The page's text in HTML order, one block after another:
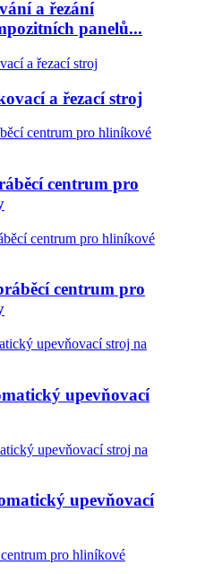
a řezání
panelů...
a řezací stroj
centrum pro
centrum pro
upevňovací
upevňovací